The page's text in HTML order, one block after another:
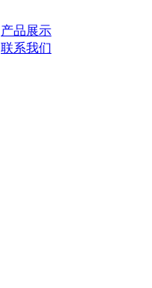
产品展示
联系我们